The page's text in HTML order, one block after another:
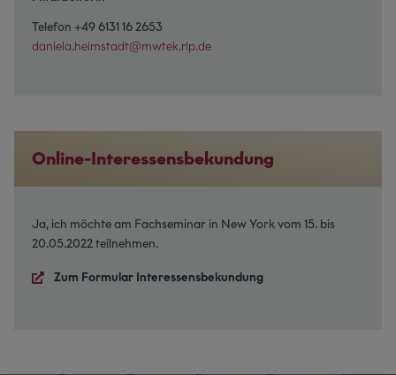
Telefon +49 6131 16 2653
daniela.heimstadt@mwtek.rlp.de
Online-Interessensbekundung
Ja, ich möchte am Fachseminar in New York vom 15. bis
20.05.2022 teilnehmen.
Zum Formular Interessensbekundung